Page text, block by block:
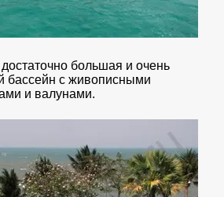
большая и очень
бассейн с живописными
и валунами.